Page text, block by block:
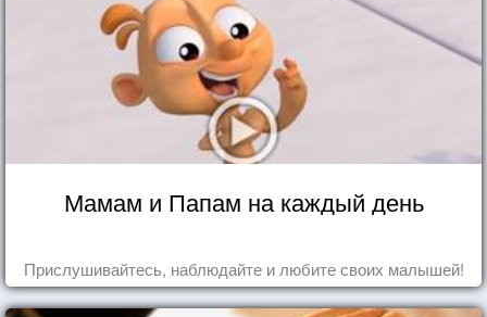
Мамам и Папам на каждый день
Прислушивайтесь, наблюдайте и любите своих малышей!